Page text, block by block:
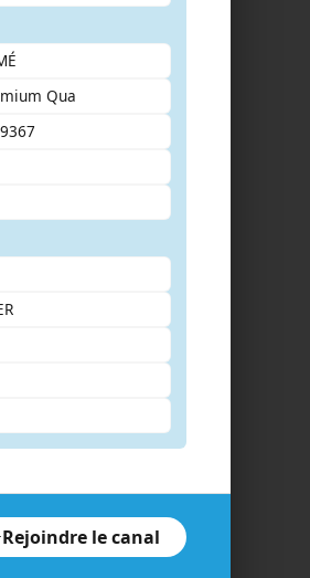
Qua
Rejoindre le canal